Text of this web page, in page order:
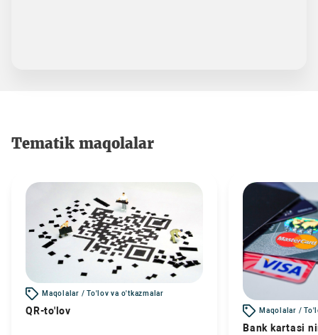
Tematik maqolalar
Maqolalar / To'lov va o'tkazmalar
QR-to'lov Maqolalar /
Bank kartasi